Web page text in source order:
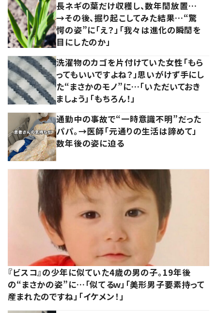
長ネギの葉だけ収穫し、数年間放置…
→その後、掘り起こしてみた結果…“驚
愕の姿”に「え？」「我々は進化の瞬間を
目にしたのか」
洗濯物のカゴを片付けていた女性「もら
ってもいいですよね？」思いがけず手にし
た“まさかのモノ”に…「いただいておき
ましょう」「もちろん！」
通勤中の事故で“一時意識不明”だった
パパ。→医師「元通りの生活は諦めて」
数年後の姿に迫る
『ビスコ』の少年に似ていた4歳の男の子。19年後
の“まさかの姿”に…「似てるｗ」「美形男子要素持って
産まれたのですね」「イケメン！」